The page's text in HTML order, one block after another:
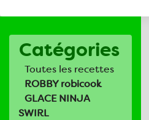
Catégories
Toutes les recettes
ROBBY robicook
GLACE NINJA
SWIRL